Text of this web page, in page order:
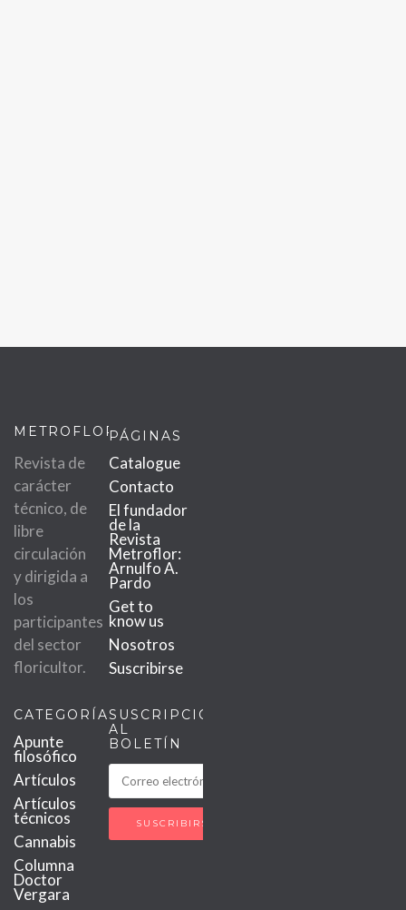
METROFLOR
Revista de
carácter
técnico, de
libre
circulación
y dirigida a
los
participantes
del sector
floricultor.
PÁGINAS
Catalogue
Contacto
El fundador
de la
Revista
Metroflor:
Arnulfo A.
Pardo
Get to
know us
Nosotros
Suscribirse
CATEGORÍAS
Apunte
filosófico
Artículos
Artículos
técnicos
Cannabis
Columna
Doctor
Vergara
SUSCRIPCIÓN
AL
BOLETÍN